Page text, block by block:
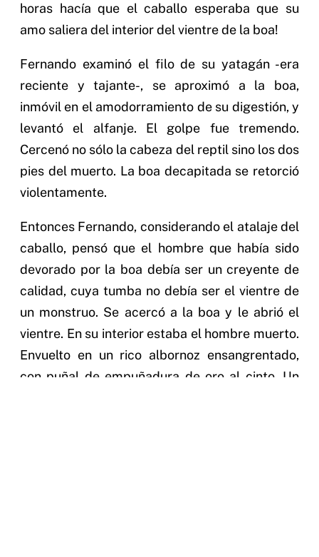
horas hacía que el caballo esperaba que su
amo saliera del interior del vientre de la boa!
Fernando examinó el filo de su yatagán -era
reciente y tajante-, se aproximó a la boa,
inmóvil en el amodorramiento de su digestión, y
levantó el alfanje. El golpe fue tremendo.
Cercenó no sólo la cabeza del reptil sino los dos
pies del muerto. La boa decapitada se retorció
violentamente.
Entonces Fernando, considerando el atalaje del
caballo, pensó que el hombre que había sido
devorado por la boa debía ser un creyente de
calidad, cuya tumba no debía ser el vientre de
un monstruo. Se acercó a la boa y le abrió el
vientre. En su interior estaba el hombre muerto.
Envuelto en un rico albornoz ensangrentado,
con puñal de empuñadura de oro al cinto. Un